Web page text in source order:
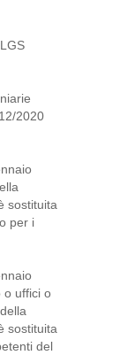
2020
sostituita
per i
o uffici o
sostituita
del